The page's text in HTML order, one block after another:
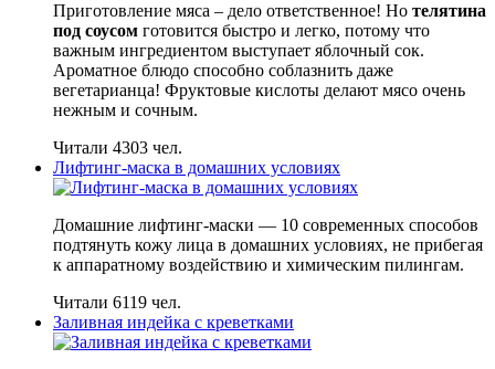
Приготовление мяса – дело ответственное! Но телятина
под соусом готовится быстро и легко, потому что
важным ингредиентом выступает яблочный сок.
Ароматное блюдо способно соблазнить даже
вегетарианца! Фруктовые кислоты делают мясо очень
нежным и сочным.
Читали 4303 чел.
Лифтинг-маска в домашних условиях
Домашние лифтинг-маски — 10 современных способов
подтянуть кожу лица в домашних условиях, не прибегая
к аппаратному воздействию и химическим пилингам.
Читали 6119 чел.
Заливная индейка с креветками